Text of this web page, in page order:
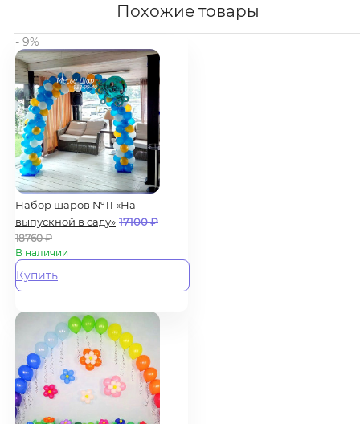
Похожие товары
- 9%
Набор шаров №11 «На
выпускной в саду» 17100₽
18760₽
В наличии
Купить